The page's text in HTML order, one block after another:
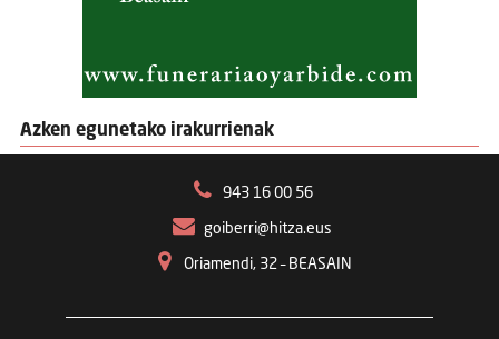
Azken egunetako irakurrienak
943 16 00 56
goiberri@hitza.eus
Oriamendi, 32 – BEASAIN